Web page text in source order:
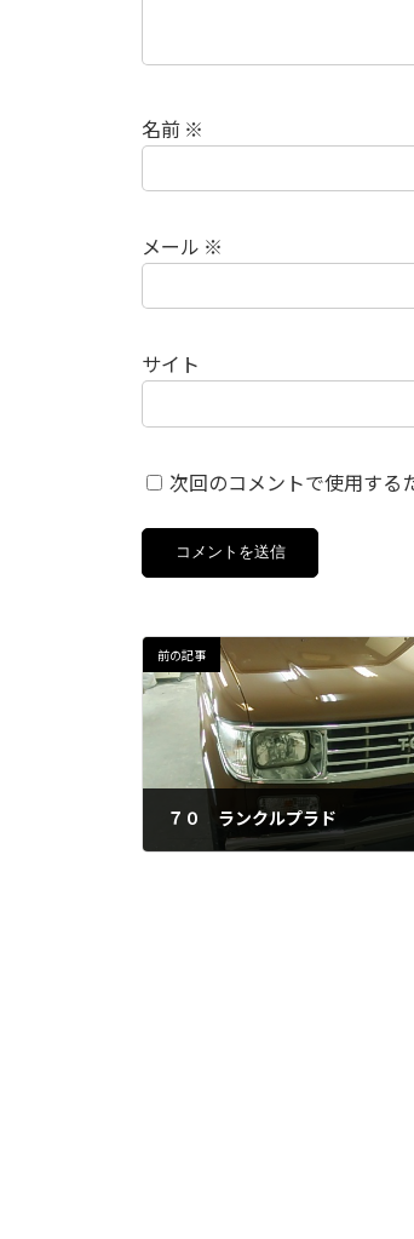
名前 ※
メール ※
サイト
次回のコメントで使用する
前の記事
７０ ランクルプラド